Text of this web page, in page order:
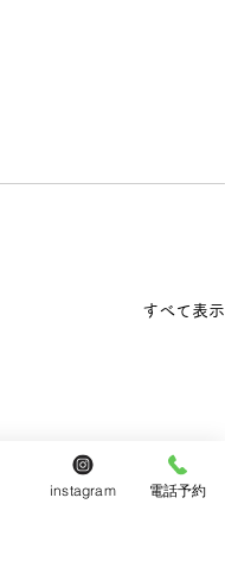
すべて表示
instagram 電話予約